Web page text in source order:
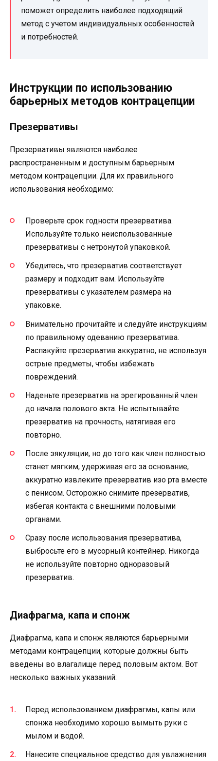
поможет определить наиболее подходящий
метод с учетом индивидуальных особенностей
и потребностей.
Инструкции по использованию
барьерных методов контрацепции
Презервативы
Презервативы являются наиболее
распространенным и доступным барьерным
методом контрацепции. Для их правильного
использования необходимо:
Проверьте срок годности презерватива.
Используйте только неиспользованные
презервативы с нетронутой упаковкой.
Убедитесь, что презерватив соответствует
размеру и подходит вам. Используйте
презервативы с указателем размера на
упаковке.
Внимательно прочитайте и следуйте инструкциям
по правильному одеванию презерватива.
Распакуйте презерватив аккуратно, не используя
острые предметы, чтобы избежать
повреждений.
Наденьте презерватив на эрегированный член
до начала полового акта. Не испытывайте
презерватив на прочность, натягивая его
повторно.
После эякуляции, но до того как член полностью
станет мягким, удерживая его за основание,
аккуратно извлеките презерватив изо рта вместе
с пенисом. Осторожно снимите презерватив,
избегая контакта с внешними половыми
органами.
Сразу после использования презерватива,
выбросьте его в мусорный контейнер. Никогда
не используйте повторно одноразовый
презерватив.
Диафрагма, капа и спонж
Диафрагма, капа и спонж являются барьерными
методами контрацепции, которые должны быть
введены во влагалище перед половым актом. Вот
несколько важных указаний:
Перед использованием диафрагмы, капы или
спонжа необходимо хорошо вымыть руки с
мылом и водой.
Нанесите специальное средство для увлажнения